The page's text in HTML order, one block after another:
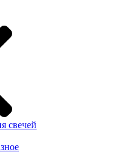
свечей